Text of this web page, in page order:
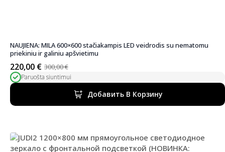
NAUJIENA: MILA 600×600 stačiakampis LED veidrodis su nematomu
priekiniu ir galiniu apšvietimu
300,00€
Первоначальная
цена
была:
300,00 €.
220,00 €
Текущая
цена:
220,00 €.
Paruošta siuntimui
Добавить В Корзину